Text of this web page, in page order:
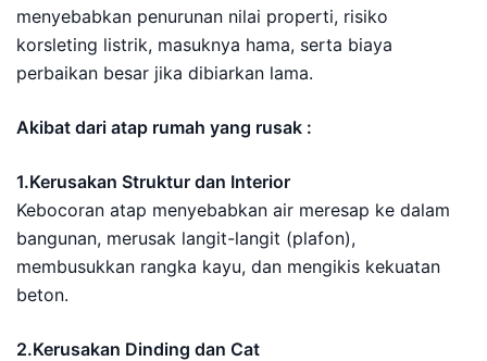
menyebabkan penurunan nilai properti, risiko
korsleting listrik, masuknya hama, serta biaya
perbaikan besar jika dibiarkan lama.
Akibat dari atap rumah yang rusak :
1.Kerusakan Struktur dan Interior
Kebocoran atap menyebabkan air meresap ke dalam
bangunan, merusak langit-langit (plafon),
membusukkan rangka kayu, dan mengikis kekuatan
beton.
2.Kerusakan Dinding dan Cat